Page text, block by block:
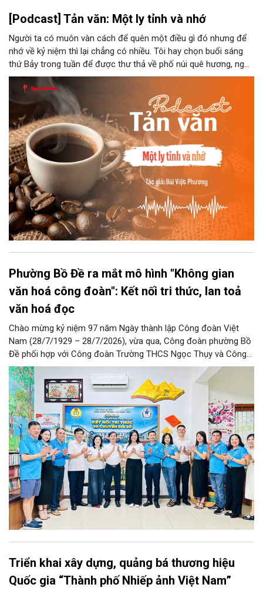
[Podcast] Tản văn: Một ly tỉnh và nhớ
Người ta có muôn vàn cách để quên một điều gì đó nhưng để
nhớ về kỷ niệm thì lại chẳng có nhiều. Tôi hay chọn buổi sáng
thứ Bảy trong tuần để được thư thả về phố núi quê hương, ngồi
đợi giọt đắng của đất đai, mưa nắng điểm từng nhịp xuống
chiếc ly sứ như đợi thời gian mở cánh cửa diệu kì của mình.
Phường Bồ Đề ra mắt mô hình "Không gian
văn hoá công đoàn": Kết nối tri thức, lan toả
văn hoá đọc
Chào mừng kỷ niệm 97 năm Ngày thành lập Công đoàn Việt
Nam (28/7/1929 – 28/7/2026), vừa qua, Công đoàn phường Bồ
Đề phối hợp với Công đoàn Trường THCS Ngọc Thụy và Công
đoàn Trường Tiểu học Ái Mộ B tổ chức Lễ ra mắt Mô hình
“Không gian văn hóa công đoàn”.
Triển khai xây dựng, quảng bá thương hiệu
Quốc gia “Thành phố Nhiếp ảnh Việt Nam”